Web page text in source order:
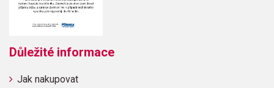
Důležité informace
Jak nakupovat